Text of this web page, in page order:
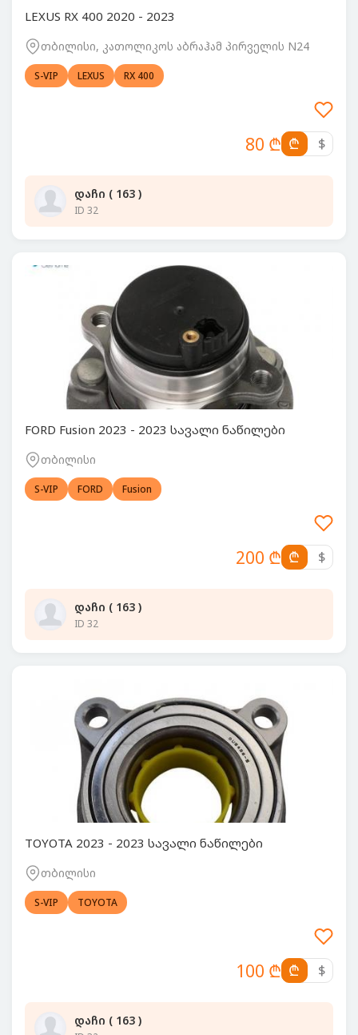
LEXUS RX 400 2020 - 2023
თბილისი, კათოლიკოს აბრაჰამ პირველის N24
S-VIP LEXUS RX 400
80 ₾ ₾ $
დაჩი ( 163 )
ID 32
FORD Fusion 2023 - 2023 სავალი ნაწილები
თბილისი
S-VIP FORD Fusion
200 ₾ ₾ $
დაჩი ( 163 )
ID 32
TOYOTA 2023 - 2023 სავალი ნაწილები
თბილისი
S-VIP TOYOTA
100 ₾ ₾ $
დაჩი ( 163 )